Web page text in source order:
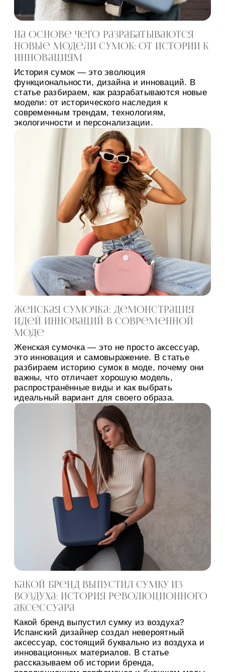
На основе чего разрабатываются
новые модели сумок: от истории к
инновациям
История сумок — это эволюция
функциональности, дизайна и инноваций. В
статье разбираем, как разрабатываются новые
модели: от исторического наследия к
современным трендам, технологиям,
экологичности и персонализации.
Женская сумочка: демонстрация
идей инноваций в современной
моде
Женская сумочка — это не просто аксессуар,
это инновация и самовыражение. В статье
разбираем историю сумок в моде, почему они
важны, что отличает хорошую модель,
распространённые виды и как выбрать
идеальный вариант для своего образа.
Какой бренд выпустил сумку из
воздуха: история революционного
аксессуара
Какой бренд выпустил сумку из воздуха?
Испанский дизайнер создал невероятный
аксессуар, состоящий буквально из воздуха и
инновационных материалов. В статье
рассказываем об истории бренда,